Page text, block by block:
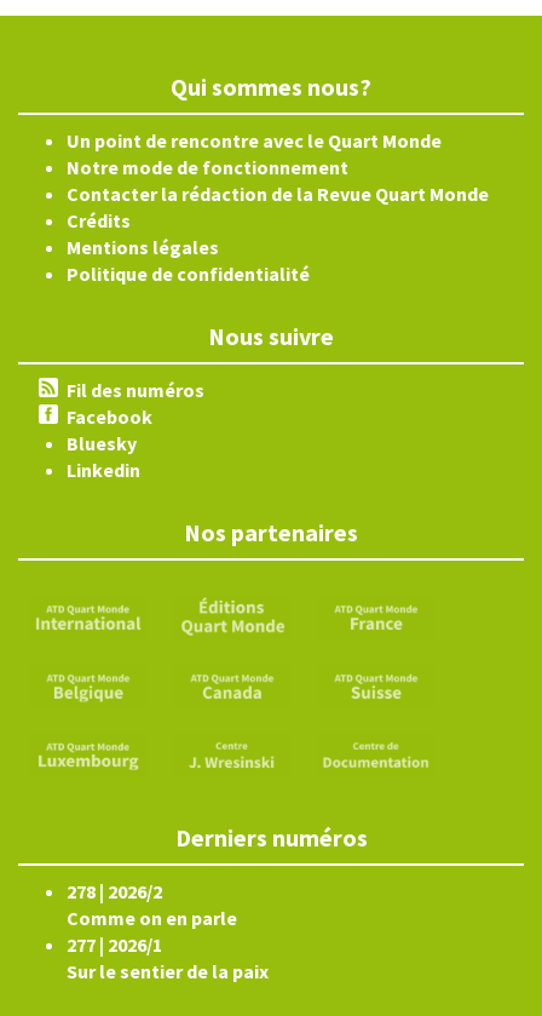
Qui sommes nous?
Un point de rencontre avec le Quart Monde
Notre mode de fonctionnement
Contacter la rédaction de la Revue Quart Monde
Crédits
Mentions légales
Politique de confidentialité
Nous suivre
Fil des numéros
Facebook
Bluesky
Linkedin
Nos partenaires
Derniers numéros
278 | 2026/2
Comme on en parle
277 | 2026/1
Sur le sentier de la paix